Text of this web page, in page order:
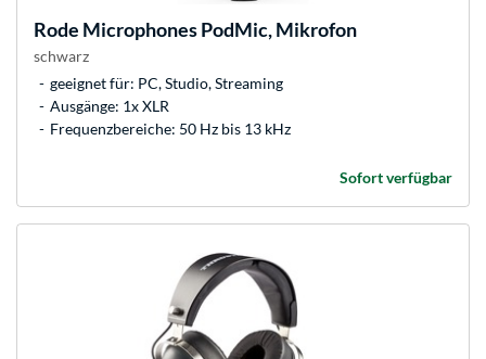
Rode MicrophonesPodMic, Mikrofon
schwarz
geeignet für: PC, Studio, Streaming
Ausgänge: 1x XLR
Frequenzbereiche: 50 Hz bis 13 kHz
Sofort verfügbar